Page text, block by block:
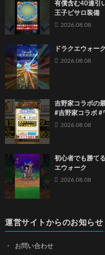
有償含む40連引
王子ピサロ装備
2026.08.08
ドラクエウォー
2026.08.08
吉野家コラボの
#吉野家コラボ #
2026.08.08
初心者でも勝て
エウォーク
2026.08.08
運営サイトからのお知らせ
お問い合わせ